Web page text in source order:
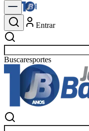
Entrar
Buscaresportes